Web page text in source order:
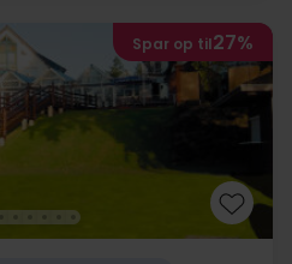
Spar op til27%